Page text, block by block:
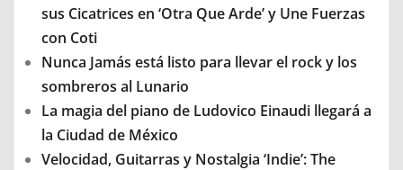
sus Cicatrices en ‘Otra Que Arde’ y Une Fuerzas
con Coti
Nunca Jamás está listo para llevar el rock y los
sombreros al Lunario
La magia del piano de Ludovico Einaudi llegará a
la Ciudad de México
Velocidad, Guitarras y Nostalgia ‘Indie’: The